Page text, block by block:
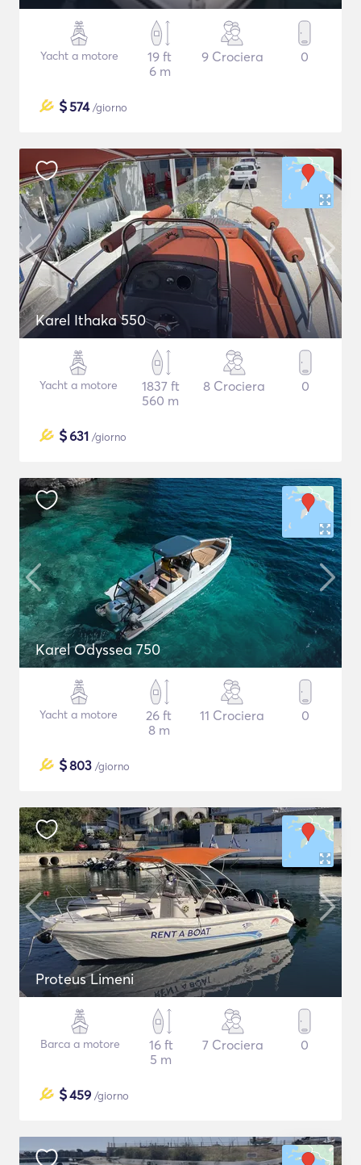
Yacht a motore
19 ft
6 m
9 Crociera 0
$574/giorno
Karel Ithaka 550
Yacht a motore
1837 ft
560 m
8 Crociera 0
$631 /giorno
Karel Odyssea 750
Yacht a motore
26 ft
8 m
11 Crociera 0
$803 /giorno
Proteus Limeni
Barca a motore
16 ft
5 m
7 Crociera 0
$459 /giorno